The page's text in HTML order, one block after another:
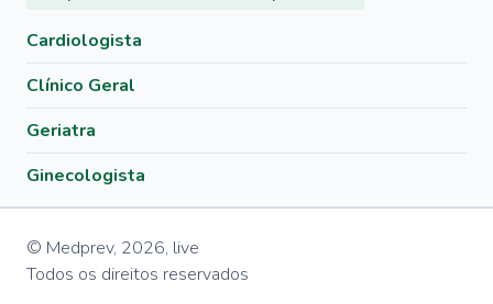
Cardiologista
Clínico Geral
Geriatra
Ginecologista
© Medprev, 2026, live
Todos os direitos reservados